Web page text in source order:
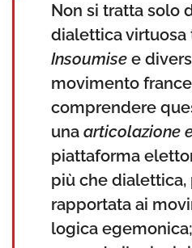
Non si tratta solo
dialettica virtuosa
Insoumise e
movimento
comprendere
una articolazione
piattaforma
più che dialettica,
rapportata ai
logica